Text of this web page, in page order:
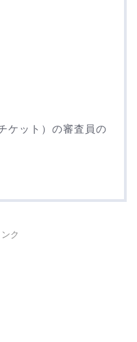
ケット）の審査員の
ク